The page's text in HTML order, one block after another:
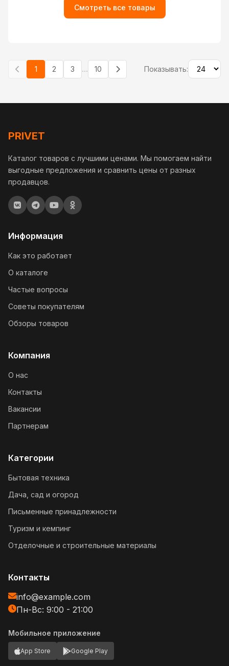
Смотреть все товары
1 2 3 ... 10 Показывать:
PRIVET
Каталог товаров с лучшими ценами. Мы помогаем найти
выгодные предложения и сравнить цены от разных
продавцов.
Информация
Как это работает
О каталоге
Частые вопросы
Советы покупателям
Обзоры товаров
Компания
О нас
Контакты
Вакансии
Партнерам
Категории
Бытовая техника
Дача, сад и огород
Письменные принадлежности
Туризм и кемпинг
Отделочные и строительные материалы
Контакты
info@example.com
Пн-Вс: 9:00 - 21:00
Мобильное приложение
App Store Google Play